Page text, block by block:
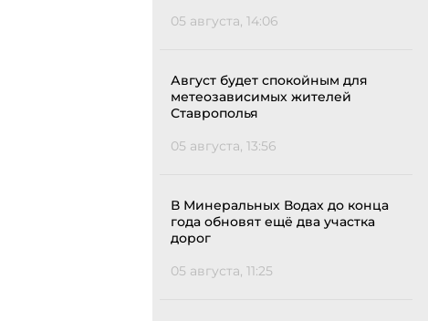
05 августа, 14:06
Август будет спокойным для
метеозависимых жителей
Ставрополья
05 августа, 13:56
В Минеральных Водах до конца
года обновят ещё два участка
дорог
05 августа, 11:25